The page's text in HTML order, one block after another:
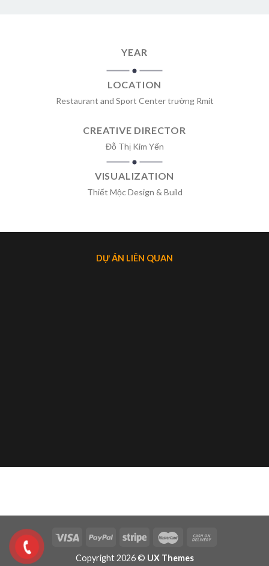
YEAR
LOCATION
Restaurant and Sport Center trường Rmit
CREATIVE DIRECTOR
Đỗ Thị Kim Yến
VISUALIZATION
Thiết Mộc Design & Build
DỰ ÁN LIÊN QUAN
Copyright 2026 © UX Themes